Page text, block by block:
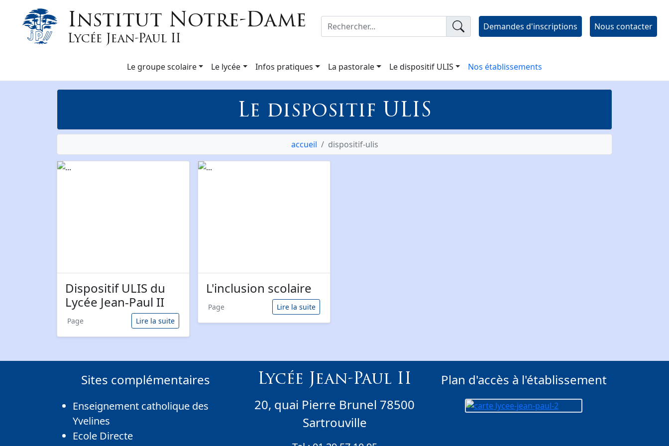
Institut Notre-Dame
Lycée Jean-Paul II
Demandes d'inscriptions Nous contacter
Le groupe scolaire Le lycée Infos pratiques La pastorale Le dispositif ULIS Nos établissements
Le dispositif ULIS
accueil dispositif-ulis
Dispositif ULIS du
Lycée Jean-Paul II
Page Lire la suite
L'inclusion scolaire
Page Lire la suite
Sites complémentaires
Enseignement catholique des
Yvelines
Ecole Directe
Lycée Jean-Paul II
20, quai Pierre Brunel 78500
Sartrouville
Plan d'accès à l'établissement